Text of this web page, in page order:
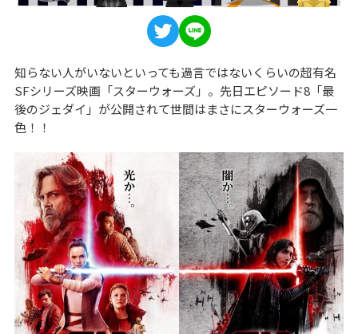
知らない人がいないといっても過言ではないくらいの超有名
SFシリーズ映画「スターウォーズ」。先日エピソード8「最
後のジェダイ」が公開されて世間はまさにスターウォーズ一
色！！